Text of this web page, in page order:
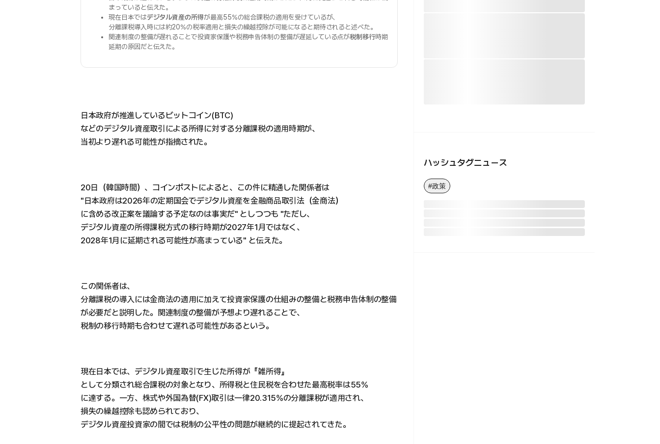
まっていると伝えた。
現在日本ではデジタル資産の所得が最高55%の総合課税の適用を受けているが、
分離課税導入時には約20%の税率適用と損失の繰越控除が可能になると期待されると述べた。
関連制度の整備が遅れることで投資家保護や税務申告体制の整備が遅延している点が税制移行時期
延期の原因だと伝えた。
日本政府が推進しているビットコイン(BTC)
などのデジタル資産取引による所得に対する分離課税の適用時期が、
当初より遅れる可能性が指摘された。
20日（韓国時間）、コインポストによると、この件に精通した関係者は
"日本政府は2026年の定期国会でデジタル資産を金融商品取引法（金商法）
に含める改正案を議論する予定なのは事実だ" としつつも "ただし、
デジタル資産の所得課税方式の移行時期が2027年1月ではなく、
2028年1月に延期される可能性が高まっている" と伝えた。
この関係者は、
分離課税の導入には金商法の適用に加えて投資家保護の仕組みの整備と税務申告体制の整備
が必要だと説明した。関連制度の整備が予想より遅れることで、
税制の移行時期も合わせて遅れる可能性があるという。
現在日本では、デジタル資産取引で生じた所得が『雑所得』
として分類され総合課税の対象となり、所得税と住民税を合わせた最高税率は55%
に達する。一方、株式や外国為替(FX)取引は一律20.315%の分離課税が適用され、
損失の繰越控除も認められており、
デジタル資産投資家の間では税制の公平性の問題が継続的に提起されてきた。
ハッシュタグニュース
#政策